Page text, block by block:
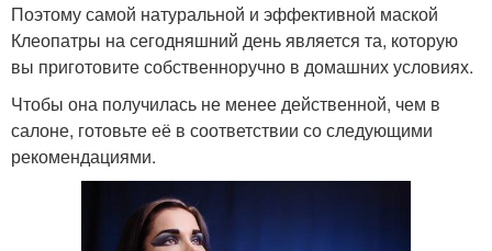
Поэтому самой натуральной и эффективной маской
Клеопатры на сегодняшний день является та, которую
вы приготовите собственноручно в домашних условиях.
Чтобы она получилась не менее действенной, чем в
салоне, готовьте её в соответствии со следующими
рекомендациями.